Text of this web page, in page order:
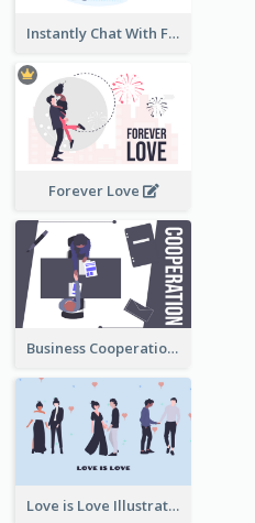
Instantly Chat With Friends Illustration
Forever Love
Business Cooperation
Love is Love Illustration